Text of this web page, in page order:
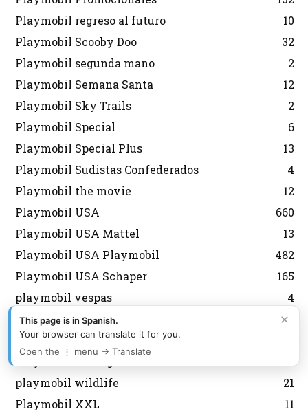
Playmobil regreso al futuro
10
Playmobil Scooby Doo
32
Playmobil segunda mano
2
Playmobil Semana Santa
12
Playmobil Sky Trails
2
Playmobil Special
6
Playmobil Special Plus
13
Playmobil Sudistas Confederados
4
Playmobil the movie
12
Playmobil USA
660
Playmobil USA Mattel
13
Playmobil USA Playmobil
482
Playmobil USA Schaper
165
playmobil vespas
4
Playmobil Victoriano
47
Playmobil vikingos
Playmobil Vintage
playmobil wildlife
21
Playmobil XXL
11
×
This page is in Spanish.
Your browser can translate it for you.
Open the ⋮ menu → Translate